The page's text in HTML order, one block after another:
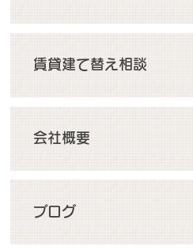
賃貸建て替え相談
会社概要
ブログ